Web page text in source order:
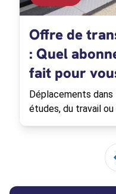
Offre de
: Quel
fait pour
Déplacements dans
études, du travail ou